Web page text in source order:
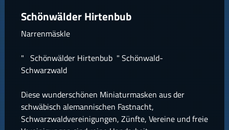
Schönwälder Hirtenbub
Narrenmäskle
" Schönwälder Hirtenbub " Schönwald-
Schwarzwald
Diese wunderschönen Miniaturmasken aus der
schwäbisch alemannischen Fastnacht,
Schwarzwaldvereinigungen, Zünfte, Vereine und freie